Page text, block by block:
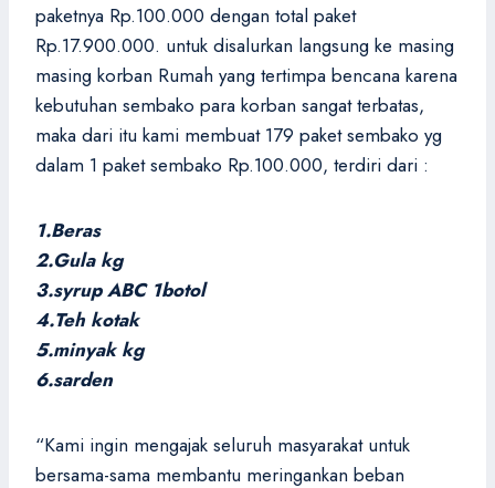
paketnya Rp.100.000 dengan total paket
Rp.17.900.000. untuk disalurkan langsung ke masing
masing korban Rumah yang tertimpa bencana karena
kebutuhan sembako para korban sangat terbatas,
maka dari itu kami membuat 179 paket sembako yg
dalam 1 paket sembako Rp.100.000, terdiri dari :
1.Beras
2.Gula kg
3.syrup ABC 1botol
4.Teh kotak
5.minyak kg
6.sarden
“Kami ingin mengajak seluruh masyarakat untuk
bersama-sama membantu meringankan beban